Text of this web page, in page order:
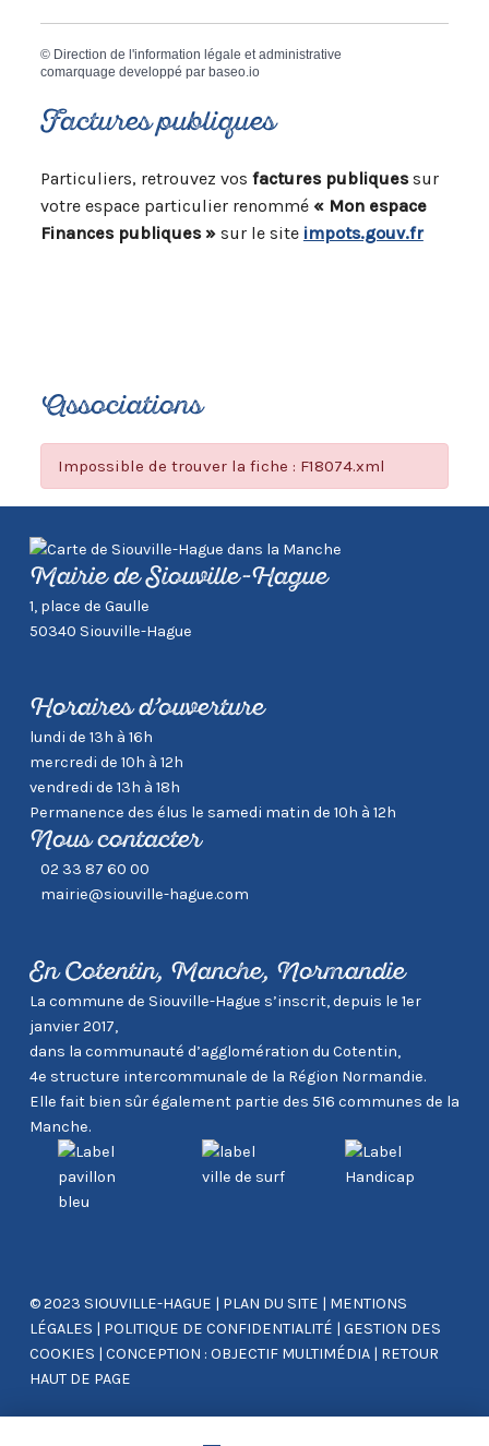
© Direction de l'information légale et administrative
comarquage developpé par baseo.io
Factures publiques
Particuliers, retrouvez vos factures publiquessur
votre espace particulier renommé « Mon espace
Finances publiques »sur le site impots.gouv.fr
Associations
Impossible de trouver la fiche : F18074.xml
Mairie de Siouville-Hague
1, place de Gaulle
50340 Siouville-Hague
Horaires d’ouverture
lundi de 13h à 16h
mercredi de 10h à 12h
vendredi de 13h à 18h
Permanence des élus le samedi matin de 10h à 12h
Nous contacter
02 33 87 60 00
mairie@siouville-hague.com
En Cotentin, Manche, Normandie
La commune de Siouville-Hague s’inscrit, depuis le 1er
janvier 2017,
dans la communauté d’agglomération du Cotentin,
4e structure intercommunale de la Région Normandie.
Elle fait bien sûr également partie des 516 communes de la
Manche.
© 2023 SIOUVILLE-HAGUE | PLAN DU SITE | MENTIONS
LÉGALES | POLITIQUE DE CONFIDENTIALITÉ | GESTION DES
COOKIES | CONCEPTION : OBJECTIF MULTIMÉDIA| RETOUR
HAUT DE PAGE